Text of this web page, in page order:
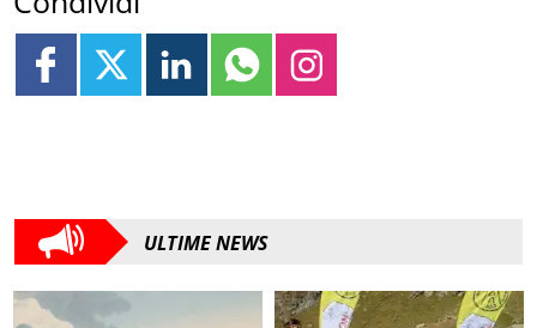
ULTIME NEWS